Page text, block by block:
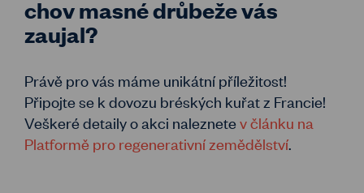
chov masné drůbeže vás
zaujal?
Právě pro vás máme unikátní příležitost!
Připojte se k dovozu bréských kuřat z Francie!
Veškeré detaily o akci naleznetev článku na
Platformě pro regenerativní zemědělství